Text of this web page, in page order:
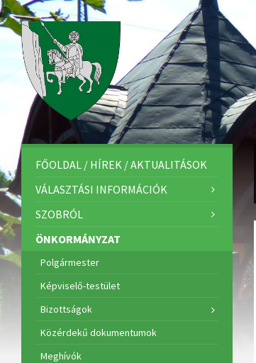
FŐOLDAL / HÍREK / AKTUALITÁSOK
VÁLASZTÁSI INFORMÁCIÓK
SZOBRÓL
ÖNKORMÁNYZAT
Polgármester
Képviselő-testület
Bizottságok
Közérdekű dokumentumok
Meghívók